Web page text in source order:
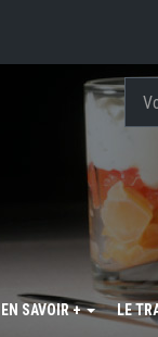
EN SAVOIR + LE